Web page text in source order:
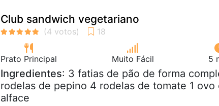
Club sandwich vegetariano
Prato Principal Muito Fácil 5
Ingredientes: 3 fatias de pão de forma
rodelas de pepino 4 rodelas de tomate 1
alface